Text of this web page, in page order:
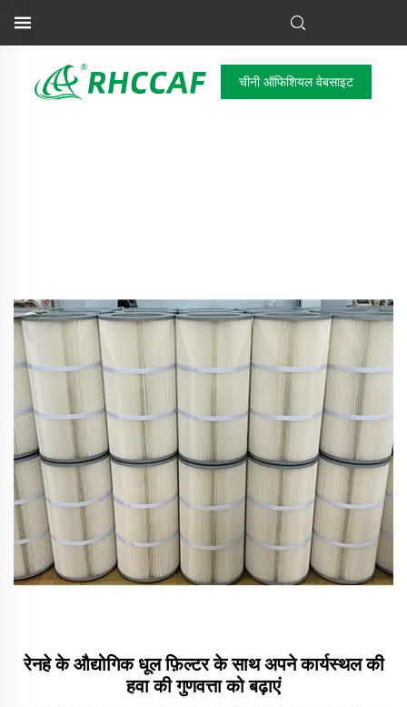
चीनी ऑफिशियल वेबसाइट
रेनहे के औद्योगिक धूल फ़िल्टर के साथ अपने कार्यस्थल की
हवा की गुणवत्ता को बढ़ाएं